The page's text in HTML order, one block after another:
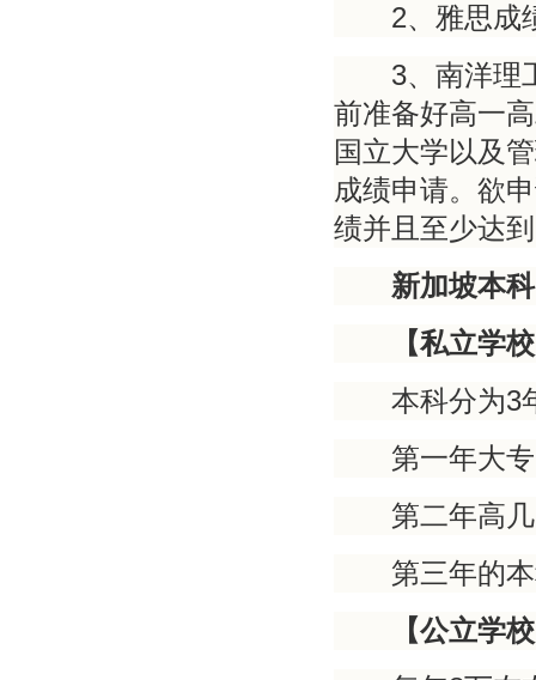
2、雅思成
3、南洋理
前准备好高一
国立大学以及
成绩申请。欲
绩并且至少达到
新加坡本
【私立学
本科分为3
第一年大专
第二年高几
第三年的本
【公立学